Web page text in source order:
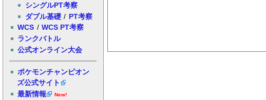
シングルPT考察
ダブル基礎 / PT考察
WCS / WCS PT考察
ランクバトル
公式オンライン大会
ポケモンチャンピオン
ズ公式サイト
最新情報
New!